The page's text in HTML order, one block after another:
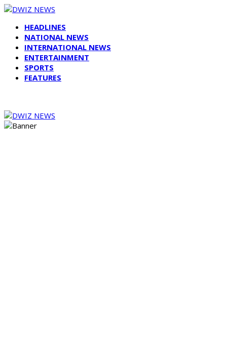
HEADLINES
NATIONAL NEWS
INTERNATIONAL NEWS
ENTERTAINMENT
SPORTS
FEATURES